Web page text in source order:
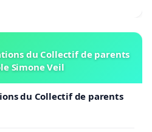
du Collectif de parents
Simone Veil
du Collectif de parents